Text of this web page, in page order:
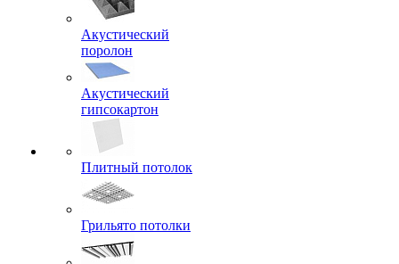
Акустический
поролон
Акустический
гипсокартон
Плитный потолок
Грильято потолки